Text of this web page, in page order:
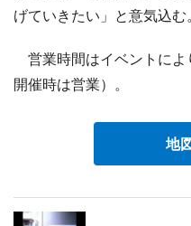
げていきたい」と意気込む。
営業時間はイベントによ
開催時は営業）。
地